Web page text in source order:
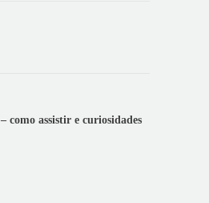
como assistir e curiosidades